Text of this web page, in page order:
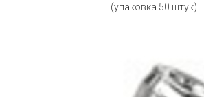
(упаковка 50 штук)